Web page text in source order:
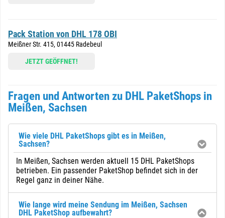
Pack Station von DHL 178 OBI
Meißner Str. 415, 01445 Radebeul
JETZT GEÖFFNET!
Fragen und Antworten zu DHL PaketShops in
Meißen, Sachsen
Wie viele DHL PaketShops gibt es in Meißen,
Sachsen?
In Meißen, Sachsen werden aktuell 15 DHL PaketShops
betrieben. Ein passender PaketShop befindet sich in der
Regel ganz in deiner Nähe.
Wie lange wird meine Sendung im Meißen, Sachsen
DHL PaketShop aufbewahrt?